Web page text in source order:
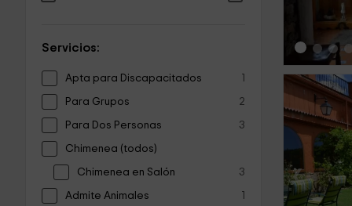
Servicios:
Apta para Discapacitados 1
Para Grupos 2
Para Dos Personas 3
Chimenea (todos)
Chimenea en Salón 3
Admite Animales 1 ‹